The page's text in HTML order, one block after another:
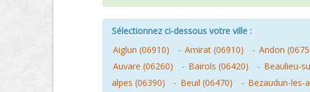
Sélectionnez ci-dessous votre ville :
Aiglun (06910)
- Amirat (06910) - Andon
Auvare (06260)
- Bairols (06420) - Beaulieu-
alpes (06390)
- Beuil (06470) - Bezaudun-les-